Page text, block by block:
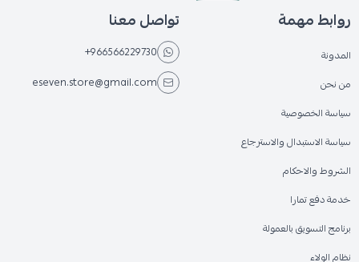
روابط مهمة
المدونة
من نحن
سياسة الخصوصية
سياسة الاستبدال والاسترجاع
الشروط والاحكام
خدمة دفع تمارا
برنامج التسويق بالعمولة
نظام الولاء
تواصل معنا
+966566229730
eseven.store@gmail.com